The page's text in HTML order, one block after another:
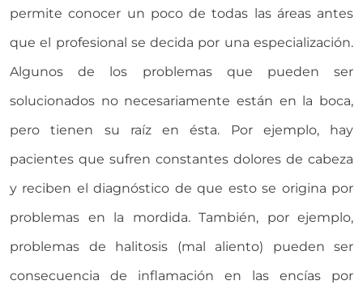
permite conocer un poco de todas las áreas antes
que el profesional se decida por una especialización.
Algunos de los problemas que pueden ser
solucionados no necesariamente están en la boca,
pero tienen su raíz en ésta. Por ejemplo, hay
pacientes que sufren constantes dolores de cabeza
y reciben el diagnóstico de que esto se origina por
problemas en la mordida. También, por ejemplo,
problemas de halitosis (mal aliento) pueden ser
consecuencia de inflamación en las encías por